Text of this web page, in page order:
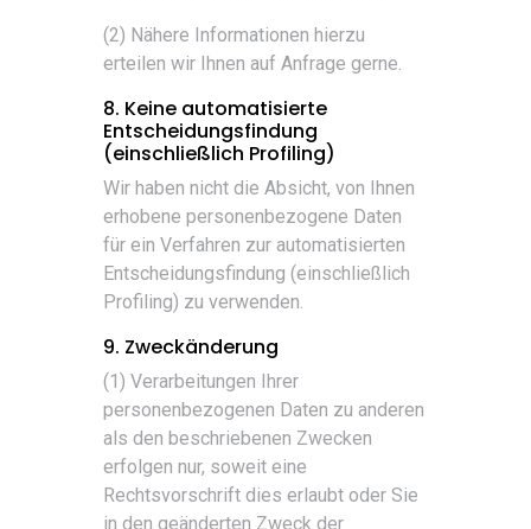
(2) Nähere Informationen hierzu
erteilen wir Ihnen auf Anfrage gerne.
8. Keine automatisierte
Entscheidungsfindung
(einschließlich Profiling)
Wir haben nicht die Absicht, von Ihnen
erhobene personenbezogene Daten
für ein Verfahren zur automatisierten
Entscheidungsfindung (einschließlich
Profiling) zu verwenden.
9. Zweckänderung
(1) Verarbeitungen Ihrer
personenbezogenen Daten zu anderen
als den beschriebenen Zwecken
erfolgen nur, soweit eine
Rechtsvorschrift dies erlaubt oder Sie
in den geänderten Zweck der